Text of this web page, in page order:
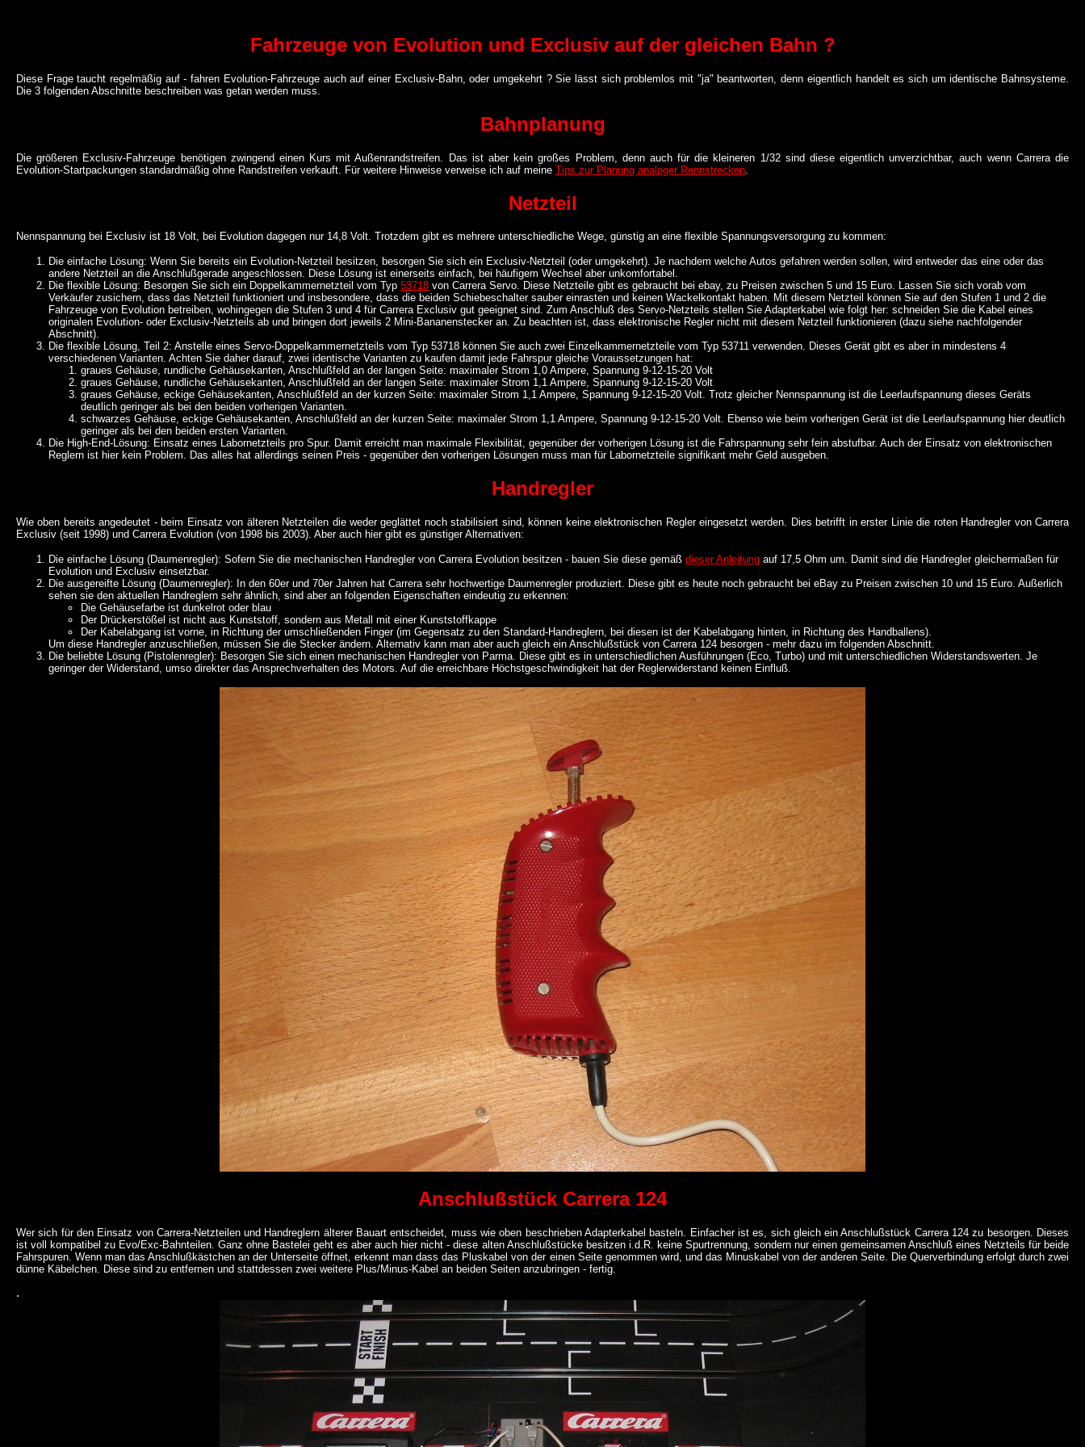
Fahrzeuge von Evolution und Exclusiv auf der gleichen Bahn ?
Diese Frage taucht regelmäßig auf - fahren Evolution-Fahrzeuge auch auf einer Exclusiv-Bahn, oder umgekehrt ? Sie lässt sich problemlos mit "ja" beantworten, denn eigentlich handelt es sich um identische Bahnsysteme.
Die 3 folgenden Abschnitte beschreiben was getan werden muss.
Bahnplanung
Die größeren Exclusiv-Fahrzeuge benötigen zwingend einen Kurs mit Außenrandstreifen. Das ist aber kein großes Problem, denn auch für die kleineren 1/32 sind diese eigentlich unverzichtbar, auch wenn Carrera die
Evolution-Startpackungen standardmäßig ohne Randstreifen verkauft. Für weitere Hinweise verweise ich auf meine Tips zur Planung analoger Rennstrecken
Netzteil
Nennspannung bei Exclusiv ist 18 Volt, bei Evolution dagegen nur 14,8 Volt. Trotzdem gibt es mehrere unterschiedliche Wege, günstig an eine flexible Spannungsversorgung zu kommen:
Die einfache Lösung: Wenn Sie bereits ein Evolution-Netzteil besitzen, besorgen Sie sich ein Exclusiv-Netzteil (oder umgekehrt). Je nachdem welche Autos gefahren werden sollen, wird entweder das eine oder das
andere Netzteil an die Anschlußgerade angeschlossen. Diese Lösung ist einerseits einfach, bei häufigem Wechsel aber unkomfortabel.
Die flexible Lösung: Besorgen Sie sich ein Doppelkammernetzteil vom Typ 53718 von Carrera Servo. Diese Netzteile gibt es gebraucht bei ebay, zu Preisen zwischen 5 und 15 Euro. Lassen Sie sich vorab vom
Verkäufer zusichern, dass das Netzteil funktioniert und insbesondere, dass die beiden Schiebeschalter sauber einrasten und keinen Wackelkontakt haben. Mit diesem Netzteil können Sie auf den Stufen 1 und 2 die
Fahrzeuge von Evolution betreiben, wohingegen die Stufen 3 und 4 für Carrera Exclusiv gut geeignet sind. Zum Anschluß des Servo-Netzteils stellen Sie Adapterkabel wie folgt her: schneiden Sie die Kabel eines
originalen Evolution- oder Exclusiv-Netzteils ab und bringen dort jeweils 2 Mini-Bananenstecker an. Zu beachten ist, dass elektronische Regler nicht mit diesem Netzteil funktionieren (dazu siehe nachfolgender
Abschnitt).
Die flexible Lösung, Teil 2: Anstelle eines Servo-Doppelkammernetzteils vom Typ 53718 können Sie auch zwei Einzelkammernetzteile vom Typ 53711 verwenden. Dieses Gerät gibt es aber in mindestens 4
verschiedenen Varianten. Achten Sie daher darauf, zwei identische Varianten zu kaufen damit jede Fahrspur gleiche Voraussetzungen hat:
graues Gehäuse, rundliche Gehäusekanten, Anschlußfeld an der langen Seite: maximaler Strom 1,0 Ampere, Spannung 9-12-15-20 Volt
graues Gehäuse, rundliche Gehäusekanten, Anschlußfeld an der langen Seite: maximaler Strom 1,1 Ampere, Spannung 9-12-15-20 Volt
graues Gehäuse, eckige Gehäusekanten, Anschlußfeld an der kurzen Seite: maximaler Strom 1,1 Ampere, Spannung 9-12-15-20 Volt. Trotz gleicher Nennspannung ist die Leerlaufspannung dieses Geräts
deutlich geringer als bei den beiden vorherigen Varianten.
schwarzes Gehäuse, eckige Gehäusekanten, Anschlußfeld an der kurzen Seite: maximaler Strom 1,1 Ampere, Spannung 9-12-15-20 Volt. Ebenso wie beim vorherigen Gerät ist die Leerlaufspannung hier deutlich
geringer als bei den beiden ersten Varianten.
Die High-End-Lösung: Einsatz eines Labornetzteils pro Spur. Damit erreicht man maximale Flexibilität, gegenüber der vorherigen Lösung ist die Fahrspannung sehr fein abstufbar. Auch der Einsatz von elektronischen
Reglern ist hier kein Problem. Das alles hat allerdings seinen Preis - gegenüber den vorherigen Lösungen muss man für Labornetzteile signifikant mehr Geld ausgeben.
Handregler
Wie oben bereits angedeutet - beim Einsatz von älteren Netzteilen die weder geglättet noch stabilisiert sind, können keine elektronischen Regler eingesetzt werden. Dies betrifft in erster Linie die roten Handregler von Carrera
Exclusiv (seit 1998) und Carrera Evolution (von 1998 bis 2003). Aber auch hier gibt es günstiger Alternativen:
Die einfache Lösung (Daumenregler): Sofern Sie die mechanischen Handregler von Carrera Evolution besitzen - bauen Sie diese gemäß dieser Anleitung auf 17,5 Ohm um. Damit sind die Handregler gleichermaßen für
Evolution und Exclusiv einsetzbar.
Die ausgereifte Lösung (Daumenregler): In den 60er und 70er Jahren hat Carrera sehr hochwertige Daumenregler produziert. Diese gibt es heute noch gebraucht bei eBay zu Preisen zwischen 10 und 15 Euro. Außerlich
sehen sie den aktuellen Handreglern sehr ähnlich, sind aber an folgenden Eigenschaften eindeutig zu erkennen:
Die Gehäusefarbe ist dunkelrot oder blau
Der Drückerstößel ist nicht aus Kunststoff, sondern aus Metall mit einer Kunststoffkappe
Der Kabelabgang ist vorne, in Richtung der umschließenden Finger (im Gegensatz zu den Standard-Handreglern, bei diesen ist der Kabelabgang hinten, in Richtung des Handballens).
Um diese Handregler anzuschließen, müssen Sie die Stecker ändern. Alternativ kann man aber auch gleich ein Anschlußstück von Carrera 124 besorgen - mehr dazu im folgenden Abschnitt.
Die beliebte Lösung (Pistolenregler): Besorgen Sie sich einen mechanischen Handregler von Parma. Diese gibt es in unterschiedlichen Ausführungen (Eco, Turbo) und mit unterschiedlichen Widerstandswerten. Je
geringer der Widerstand, umso direkter das Ansprechverhalten des Motors. Auf die erreichbare Höchstgeschwindigkeit hat der Reglerwiderstand keinen Einfluß.
Anschlußstück Carrera 124
Wer sich für den Einsatz von Carrera-Netzteilen und Handreglern älterer Bauart entscheidet, muss wie oben beschrieben Adapterkabel basteln. Einfacher ist es, sich gleich ein Anschlußstück Carrera 124 zu besorgen. Dieses
ist voll kompatibel zu Evo/Exc-Bahnteilen. Ganz ohne Bastelei geht es aber auch hier nicht - diese alten Anschlußstücke besitzen i.d.R. keine Spurtrennung, sondern nur einen gemeinsamen Anschluß eines Netzteils für beide
Fahrspuren. Wenn man das Anschlußkästchen an der Unterseite öffnet, erkennt man dass das Pluskabel von der einen Seite genommen wird, und das Minuskabel von der anderen Seite. Die Querverbindung erfolgt durch zwei
dünne Käbelchen. Diese sind zu entfernen und stattdessen zwei weitere Plus/Minus-Kabel an beiden Seiten anzubringen - fertig.
.